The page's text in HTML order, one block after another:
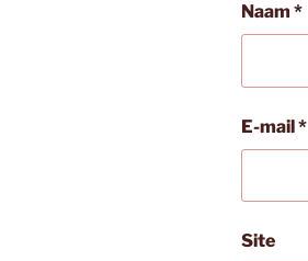
Naam *
E-mail*
Site